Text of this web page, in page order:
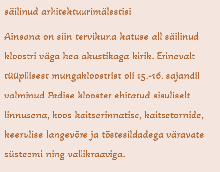
säilinud arhitektuurimälestisi
Ainsana on siin tervikuna katuse all säilinud
kloostri väga hea akustikaga kirik. Erinevalt
tüüpilisest mungakloostrist oli 15.-16. sajandil
valminud Padise klooster ehitatud sisuliselt
linnusena, koos kaitserinnatise, kaitsetornide,
keerulise langevõre ja tõstesildadega väravate
süsteemi ning vallikraaviga.